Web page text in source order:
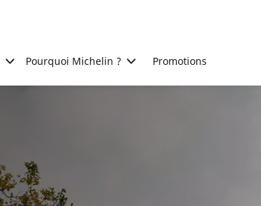
Pourquoi Michelin ? Promotions